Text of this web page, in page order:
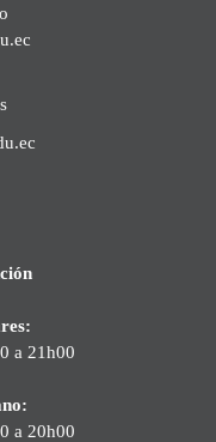
a 21h00
a 20h00